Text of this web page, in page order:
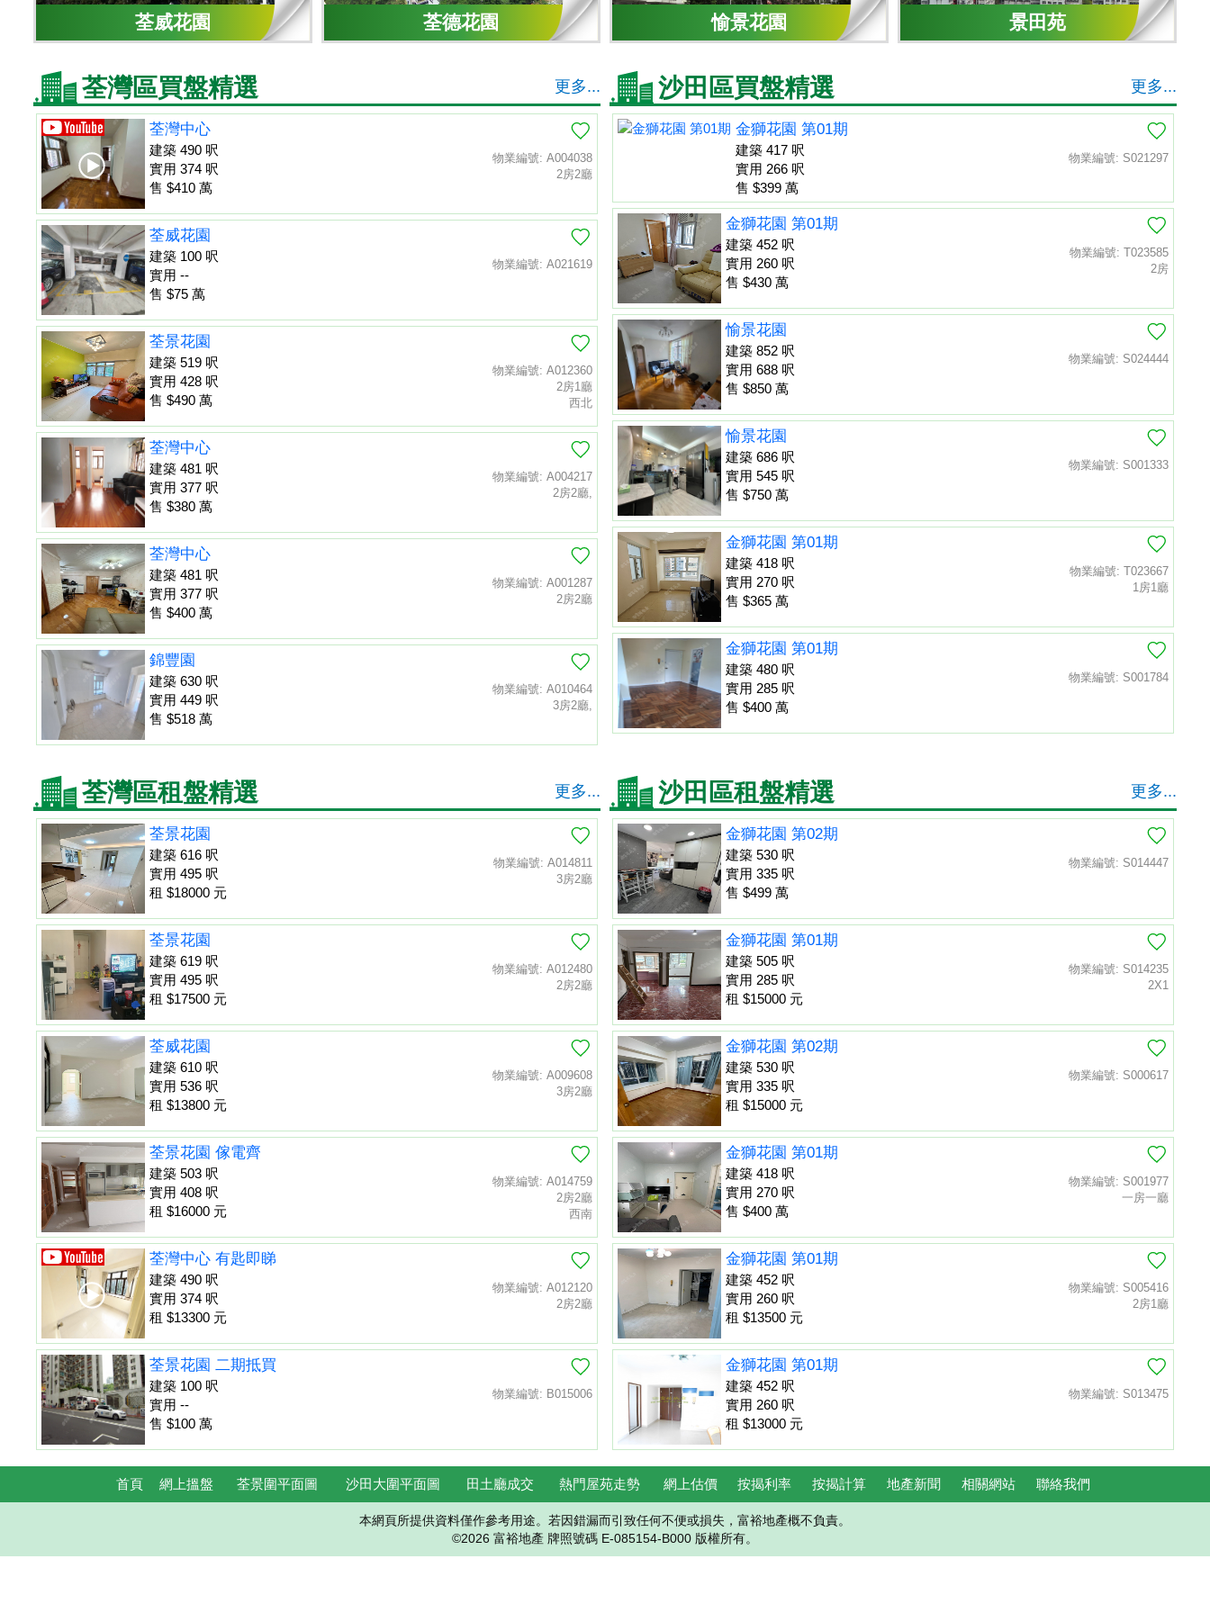
荃威花園 荃德花園 愉景花園 景田苑
荃灣區買盤精選 更多...
物業編號: A004038
2房2廳
荃灣中心
建築 490 呎
實用 374 呎
售 $410 萬
物業編號: A021619
荃威花園
建築 100 呎
實用 --
售 $75 萬
物業編號: A012360
2房1廳
西北
荃景花園
建築 519 呎
實用 428 呎
售 $490 萬
物業編號: A004217
2房2廳,
荃灣中心
建築 481 呎
實用 377 呎
售 $380 萬
物業編號: A001287
2房2廳
荃灣中心
建築 481 呎
實用 377 呎
售 $400 萬
物業編號: A010464
3房2廳,
錦豐園
建築 630 呎
實用 449 呎
售 $518 萬
沙田區買盤精選 更多...
物業編號: S021297
金獅花園 第01期
建築 417 呎
實用 266 呎
售 $399 萬
物業編號: T023585
2房
金獅花園 第01期
建築 452 呎
實用 260 呎
售 $430 萬
物業編號: S024444
愉景花園
建築 852 呎
實用 688 呎
售 $850 萬
物業編號: S001333
愉景花園
建築 686 呎
實用 545 呎
售 $750 萬
物業編號: T023667
1房1廳
金獅花園 第01期
建築 418 呎
實用 270 呎
售 $365 萬
物業編號: S001784
金獅花園 第01期
建築 480 呎
實用 285 呎
售 $400 萬
荃灣區租盤精選 更多...
物業編號: A014811
3房2廳
荃景花園
建築 616 呎
實用 495 呎
租 $18000 元
物業編號: A012480
2房2廳
荃景花園
建築 619 呎
實用 495 呎
租 $17500 元
物業編號: A009608
3房2廳
荃威花園
建築 610 呎
實用 536 呎
租 $13800 元
物業編號: A014759
2房2廳
西南
荃景花園 傢電齊
建築 503 呎
實用 408 呎
租 $16000 元
物業編號: A012120
2房2廳
荃灣中心 有匙即睇
建築 490 呎
實用 374 呎
租 $13300 元
物業編號: B015006
荃景花園 二期抵買
建築 100 呎
實用 --
售 $100 萬
沙田區租盤精選 更多...
物業編號: S014447
金獅花園 第02期
建築 530 呎
實用 335 呎
售 $499 萬
物業編號: S014235
2X1
金獅花園 第01期
建築 505 呎
實用 285 呎
租 $15000 元
物業編號: S000617
金獅花園 第02期
建築 530 呎
實用 335 呎
租 $15000 元
物業編號: S001977
一房一廳
金獅花園 第01期
建築 418 呎
實用 270 呎
售 $400 萬
物業編號: S005416
2房1廳
金獅花園 第01期
建築 452 呎
實用 260 呎
租 $13500 元
物業編號: S013475
金獅花園 第01期
建築 452 呎
實用 260 呎
租 $13000 元
首頁 網上搵盤 荃景圍平面圖 沙田大圍平面圖 田土廳成交 熱門屋苑走勢 網上估價 按揭利率 按揭計算 地產新聞 相關網站 聯絡我們
本網頁所提供資料僅作參考用途。若因錯漏而引致任何不便或損失，富裕地產概不負責。
©2026 富裕地產 牌照號碼 E-085154-B000 版權所有。